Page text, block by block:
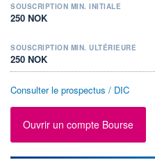
SOUSCRIPTION MIN. INITIALE
250 NOK
SOUSCRIPTION MIN. ULTÉRIEURE
250 NOK
Consulter le prospectus / DIC
Ouvrir un compte Bourse